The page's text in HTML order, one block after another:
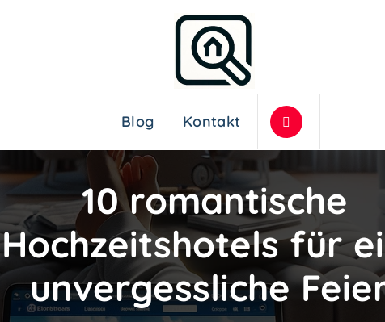
Blog Kontakt
10 romantische
Hochzeitshotels für
unvergessliche